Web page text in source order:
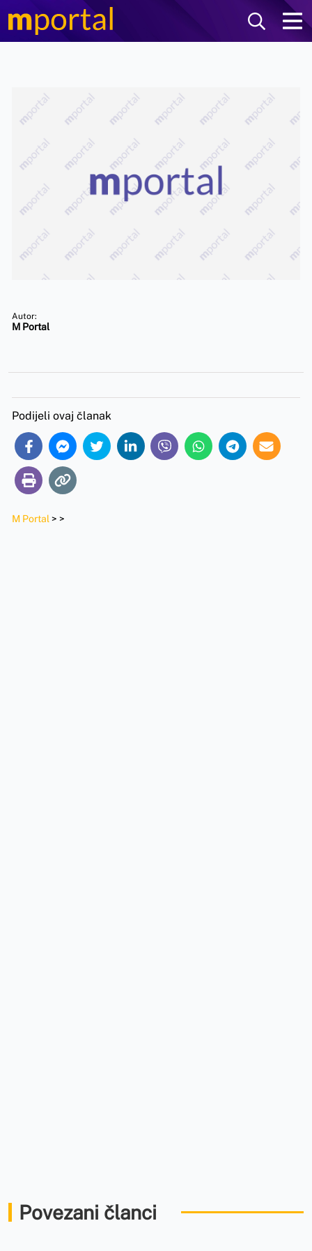
Autor:
M Portal
Podijeli ovaj članak
M Portal > >
Povezani članci